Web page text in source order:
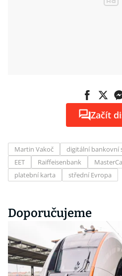
Začít
Martin Vakoč digitální bankovní
EET
Raiffeisenbank
platební karta
střední Evropa
Doporučujeme